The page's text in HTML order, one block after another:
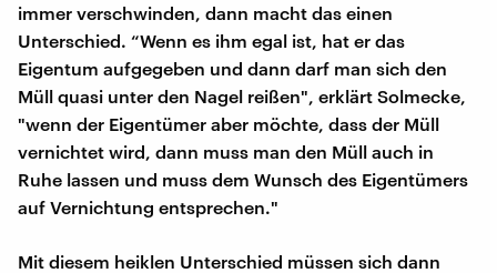
immer verschwinden, dann macht das einen
Unterschied. “Wenn es ihm egal ist, hat er das
Eigentum aufgegeben und dann darf man sich den
Müll quasi unter den Nagel reißen", erklärt Solmecke,
"wenn der Eigentümer aber möchte, dass der Müll
vernichtet wird, dann muss man den Müll auch in
Ruhe lassen und muss dem Wunsch des Eigentümers
auf Vernichtung entsprechen."
Mit diesem heiklen Unterschied müssen sich dann